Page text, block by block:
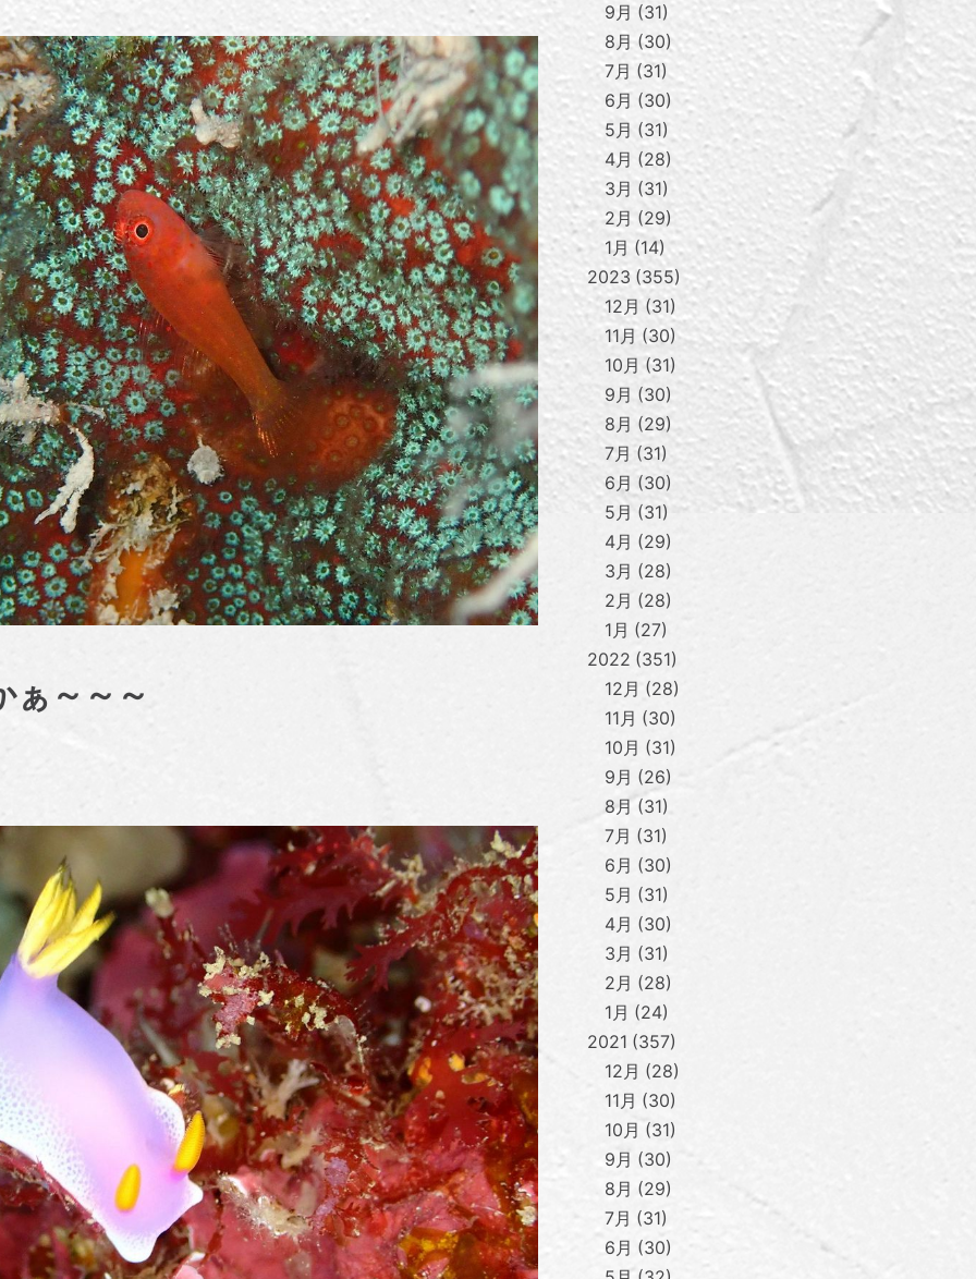
ぁ～～～
9月
31
8月
30
7月
31
6月
30
5月
31
4月
28
3月
31
2月
29
1月
14
2023 355
12月
31
11月
30
10月
31
9月
30
8月
29
7月
31
6月
30
5月
31
4月
29
3月
28
2月
28
1月
27
2022 351
12月
28
11月
30
10月
31
9月
26
8月 31
7月
31
6月
30
5月
31
4月
30
3月
31
2月
28
1月
24
2021 357
12月
28
11月
30
10月
31
9月
30
8月
29
7月
31
6月
30